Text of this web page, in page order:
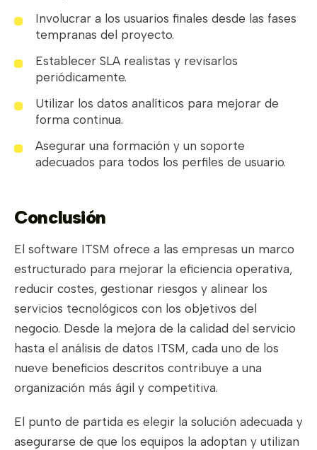
Involucrar a los usuarios finales desde las fases
tempranas del proyecto.
Establecer SLA realistas y revisarlos
periódicamente.
Utilizar los datos analíticos para mejorar de
forma continua.
Asegurar una formación y un soporte
adecuados para todos los perfiles de usuario.
Conclusión
El software ITSM ofrece a las empresas un marco
estructurado para mejorar la eficiencia operativa,
reducir costes, gestionar riesgos y alinear los
servicios tecnológicos con los objetivos del
negocio. Desde la mejora de la calidad del servicio
hasta el análisis de datos ITSM, cada uno de los
nueve beneficios descritos contribuye a una
organización más ágil y competitiva.
El punto de partida es elegir la solución adecuada y
asegurarse de que los equipos la adoptan y utilizan